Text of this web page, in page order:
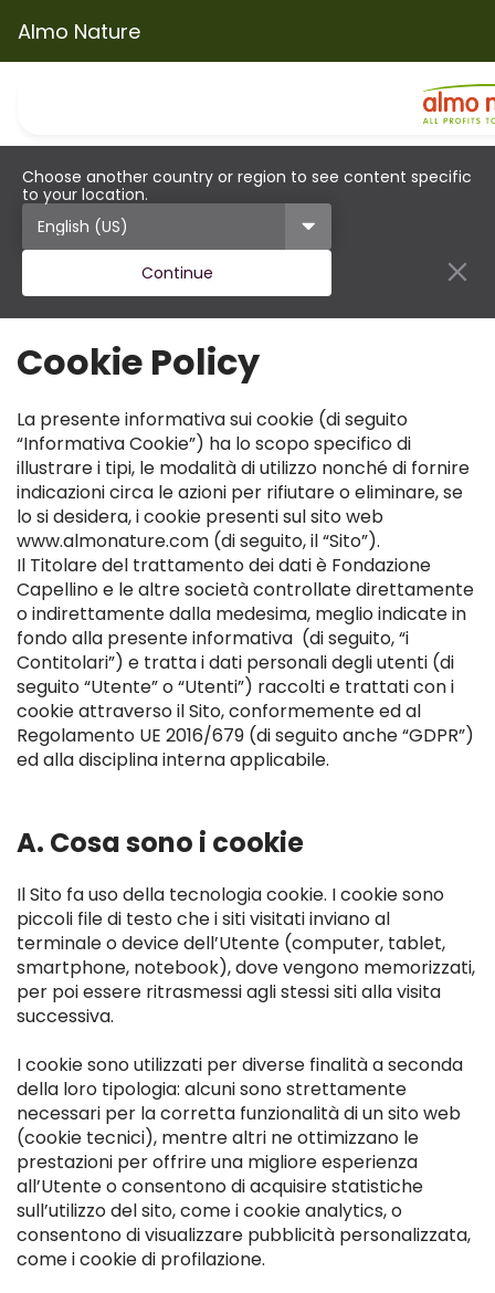
Almo Nature
Choose another country or region to see content specific
to your location.
Continue
Cookie Policy
La presente informativa sui cookie (di seguito
“Informativa Cookie”) ha lo scopo specifico di
illustrare i tipi, le modalità di utilizzo nonché di fornire
indicazioni circa le azioni per rifiutare o eliminare, se
lo si desidera, i cookie presenti sul sito web
www.almonature.com (di seguito, il “Sito”).
Il Titolare del trattamento dei dati è Fondazione
Capellino e le altre società controllate direttamente
o indirettamente dalla medesima, meglio indicate in
fondo alla presente informativa (di seguito, “i
Contitolari”) e tratta i dati personali degli utenti (di
seguito “Utente” o “Utenti”) raccolti e trattati con i
cookie attraverso il Sito, conformemente ed al
Regolamento UE 2016/679 (di seguito anche “GDPR”)
ed alla disciplina interna applicabile.
A. Cosa sono i cookie
Il Sito fa uso della tecnologia cookie. I cookie sono
piccoli file di testo che i siti visitati inviano al
terminale o device dell’Utente (computer, tablet,
smartphone, notebook), dove vengono memorizzati,
per poi essere ritrasmessi agli stessi siti alla visita
successiva.
I cookie sono utilizzati per diverse finalità a seconda
della loro tipologia: alcuni sono strettamente
necessari per la corretta funzionalità di un sito web
(cookie tecnici), mentre altri ne ottimizzano le
prestazioni per offrire una migliore esperienza
all’Utente o consentono di acquisire statistiche
sull’utilizzo del sito, come i cookie analytics, o
consentono di visualizzare pubblicità personalizzata,
come i cookie di profilazione.